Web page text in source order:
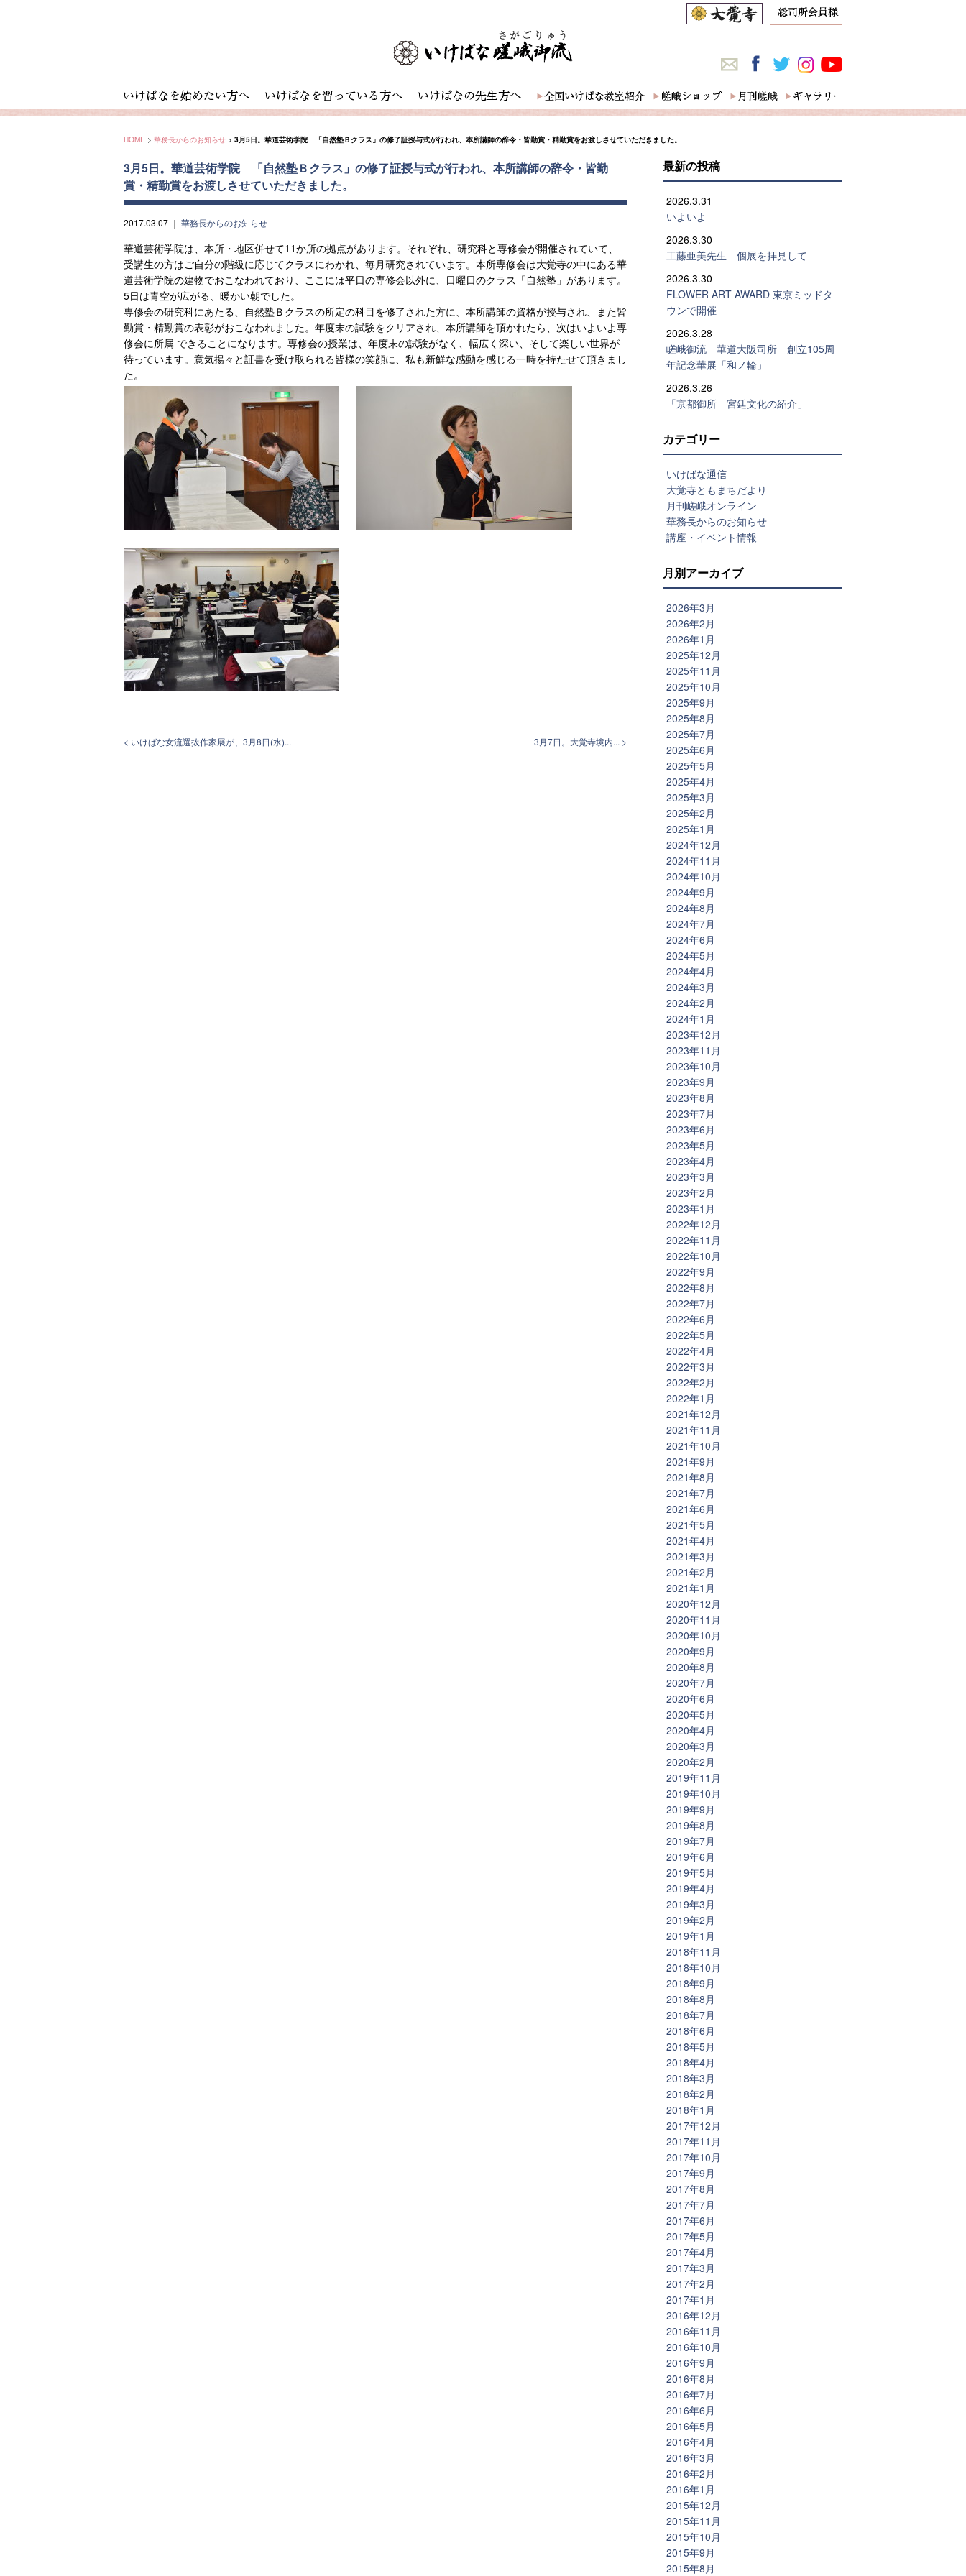
HOME > 華務長からのお知らせ > 3月5日。華道芸術学院 「自然塾Ｂクラス」の修了証授与式が行われ、本所講師の辞令・皆勤賞・精勤賞をお渡しさせていただきました。
3月5日。華道芸術学院 「自然塾Ｂクラス」の修了証授与式が行われ、本所講師の辞令・皆勤
賞・精勤賞をお渡しさせていただきました。
2017.03.07 ｜ 華務長からのお知らせ
華道芸術学院は、本所・地区併せて11か所の拠点があります。それぞれ、研究科と専修会が開催されていて、
受講生の方はご自分の階級に応じてクラスにわかれ、毎月研究されています。本所専修会は大覚寺の中にある華
道芸術学院の建物でおこなわれており、ここには平日の専修会以外に、日曜日のクラス「自然塾」があります。
5日は青空が広がる、暖かい朝でした。
専修会の研究科にあたる、自然塾Ｂクラスの所定の科目を修了された方に、本所講師の資格が授与され、また皆
勤賞・精勤賞の表彰がおこなわれました。年度末の試験をクリアされ、本所講師を頂かれたら、次はいよいよ専
修会に所属 できることになります。専修会の授業は、年度末の試験がなく、幅広く深い、そして楽しい世界が
待っています。意気揚々と証書を受け取られる皆様の笑顔に、私も新鮮な感動を感じる一時を持たせて頂きまし
た。
< いけばな女流選抜作家展が、3月8日(水)... 3月7日。大覚寺境内... >
最新の投稿
2026.3.31
いよいよ
2026.3.30
工藤亜美先生 個展を拝見して
2026.3.30
FLOWER ART AWARD 東京ミッドタ
ウンで開催
2026.3.28
嵯峨御流 華道大阪司所 創立105周
年記念華展「和ノ輪」
2026.3.26
「京都御所 宮廷文化の紹介」
カテゴリー
いけばな通信
大覚寺ともまちだより
月刊嵯峨オンライン
華務長からのお知らせ
講座・イベント情報
月別アーカイブ
2026年3月
2026年2月
2026年1月
2025年12月
2025年11月
2025年10月
2025年9月
2025年8月
2025年7月
2025年6月
2025年5月
2025年4月
2025年3月
2025年2月
2025年1月
2024年12月
2024年11月
2024年10月
2024年9月
2024年8月
2024年7月
2024年6月
2024年5月
2024年4月
2024年3月
2024年2月
2024年1月
2023年12月
2023年11月
2023年10月
2023年9月
2023年8月
2023年7月
2023年6月
2023年5月
2023年4月
2023年3月
2023年2月
2023年1月
2022年12月
2022年11月
2022年10月
2022年9月
2022年8月
2022年7月
2022年6月
2022年5月
2022年4月
2022年3月
2022年2月
2022年1月
2021年12月
2021年11月
2021年10月
2021年9月
2021年8月
2021年7月
2021年6月
2021年5月
2021年4月
2021年3月
2021年2月
2021年1月
2020年12月
2020年11月
2020年10月
2020年9月
2020年8月
2020年7月
2020年6月
2020年5月
2020年4月
2020年3月
2020年2月
2019年11月
2019年10月
2019年9月
2019年8月
2019年7月
2019年6月
2019年5月
2019年4月
2019年3月
2019年2月
2019年1月
2018年11月
2018年10月
2018年9月
2018年8月
2018年7月
2018年6月
2018年5月
2018年4月
2018年3月
2018年2月
2018年1月
2017年12月
2017年11月
2017年10月
2017年9月
2017年8月
2017年7月
2017年6月
2017年5月
2017年4月
2017年3月
2017年2月
2017年1月
2016年12月
2016年11月
2016年10月
2016年9月
2016年8月
2016年7月
2016年6月
2016年5月
2016年4月
2016年3月
2016年2月
2016年1月
2015年12月
2015年11月
2015年10月
2015年9月
2015年8月